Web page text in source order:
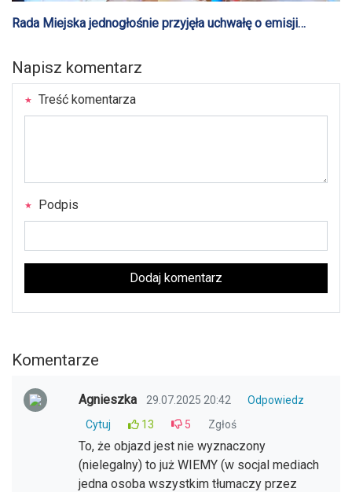
Rada Miejska jednogłośnie przyjęła uchwałę o emisji
Napisz komentarz
Treść komentarza
Podpis
Dodaj komentarz
Komentarze
Agnieszka 29.07.2025 20:42
Odpowiedz
Cytuj
13 5 Zgłoś
To, że objazd jest nie wyznaczony
(nielegalny) to już WIEMY (w socjal mediach
jedna osoba wszystkim tłumaczy przez